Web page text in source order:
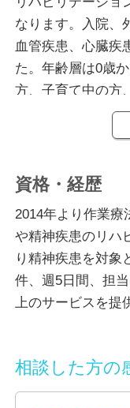
なります。入院、
血管疾患、心臓疾
た。年齢層は0歳
方、子育て中の方
当させていただき
現在は、在宅医療
グ、ケアを行って
これまでの臨床経
みや不安を抱えて
で必要であること
私は、リハビリテ
ができます。
これまでの相談内
資格・経歴
2014年より作業療
や精神疾患のリハ
り精神疾患を対象
件、週5日間、担
上のサービスを提
相談した方の